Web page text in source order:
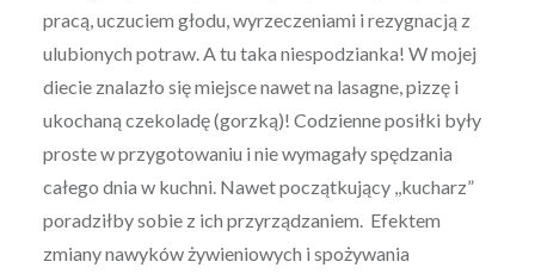
pracą, uczuciem głodu, wyrzeczeniami i rezygnacją z
ulubionych potraw. A tu taka niespodzianka! W mojej
diecie znalazło się miejsce nawet na lasagne, pizzę i
ukochaną czekoladę (gorzką)! Codzienne posiłki były
proste w przygotowaniu i nie wymagały spędzania
całego dnia w kuchni. Nawet początkujący ,,kucharz”
poradziłby sobie z ich przyrządzaniem. Efektem
zmiany nawyków żywieniowych i spożywania